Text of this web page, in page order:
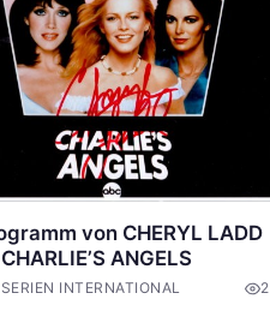
von CHERYL LADD
ANGELS
INTERNATIONAL 2